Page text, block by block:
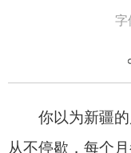
字
从不停歇，每个月都
盛夏，躲进25℃
凛冬，前往禾木
……